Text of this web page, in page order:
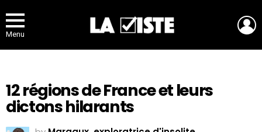
Menu
12 régions de France et leurs
dictons hilarants